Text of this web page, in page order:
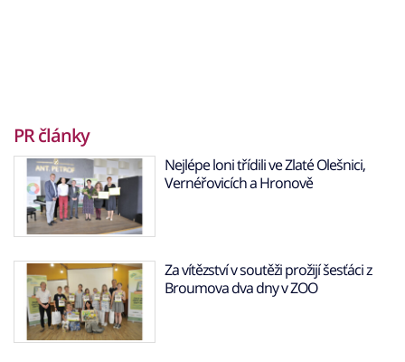
PR články
Nejlépe loni třídili ve Zlaté Olešnici,
Vernéřovicích a Hronově
Za vítězství v soutěži prožijí šesťáci z
Broumova dva dny v ZOO